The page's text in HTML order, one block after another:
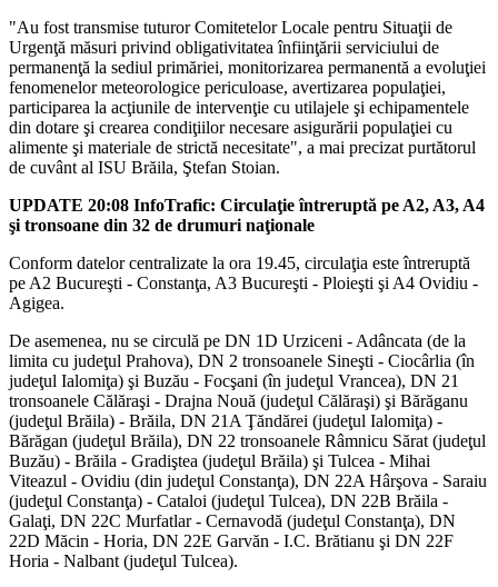
"Au fost transmise tuturor Comitetelor Locale pentru Situaţii de
Urgenţă măsuri privind obligativitatea înfiinţării serviciului de
permanenţă la sediul primăriei, monitorizarea permanentă a evoluţiei
fenomenelor meteorologice periculoase, avertizarea populaţiei,
participarea la acţiunile de intervenţie cu utilajele şi echipamentele
din dotare şi crearea condiţiilor necesare asigurării populaţiei cu
alimente şi materiale de strictă necesitate", a mai precizat purtătorul
de cuvânt al ISU Brăila, Ştefan Stoian.
UPDATE 20:08 InfoTrafic: Circulaţie întreruptă pe A2, A3, A4
şi tronsoane din 32 de drumuri naţionale
Conform datelor centralizate la ora 19.45, circulaţia este întreruptă
pe A2 Bucureşti - Constanţa, A3 Bucureşti - Ploieşti şi A4 Ovidiu -
Agigea.
De asemenea, nu se circulă pe DN 1D Urziceni - Adâncata (de la
limita cu judeţul Prahova), DN 2 tronsoanele Sineşti - Ciocârlia (în
judeţul Ialomiţa) şi Buzău - Focşani (în judeţul Vrancea), DN 21
tronsoanele Călăraşi - Drajna Nouă (judeţul Călăraşi) şi Bărăganu
(judeţul Brăila) - Brăila, DN 21A Ţăndărei (judeţul Ialomiţa) -
Bărăgan (judeţul Brăila), DN 22 tronsoanele Râmnicu Sărat (judeţul
Buzău) - Brăila - Gradiştea (judeţul Brăila) şi Tulcea - Mihai
Viteazul - Ovidiu (din judeţul Constanţa), DN 22A Hârşova - Saraiu
(judeţul Constanţa) - Cataloi (judeţul Tulcea), DN 22B Brăila -
Galaţi, DN 22C Murfatlar - Cernavodă (judeţul Constanţa), DN
22D Măcin - Horia, DN 22E Garvăn - I.C. Brătianu şi DN 22F
Horia - Nalbant (judeţul Tulcea).